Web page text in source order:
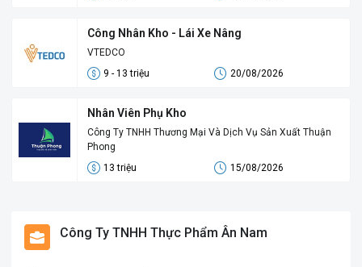
Công Nhân Kho - Lái Xe Nâng
VTEDCO
9 - 13 triệu
20/08/2026
Nhân Viên Phụ Kho
Công Ty TNHH Thương Mại Và Dịch Vụ Sản Xuất Thuận
Phong
13 triệu
15/08/2026
Công Ty TNHH Thực Phẩm Ân Nam